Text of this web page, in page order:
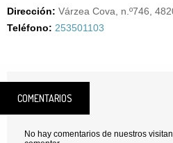
Dirección: Várzea Cova, n.º746,
Teléfono: 253501103
COMENTARIOS
No hay comentarios de nuestros